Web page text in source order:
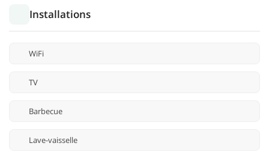
Installations
WiFi
TV
Barbecue
Lave-vaisselle